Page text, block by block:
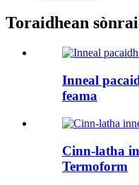
Toraidhean
Inneal
feama
Cinn-latha
Termoform